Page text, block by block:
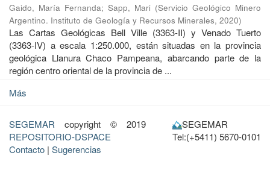
Gaido, María Fernanda; Sapp, Mari (Servicio Geológico Minero
Argentino. Instituto de Geología y Recursos Minerales, 2020)
Las Cartas Geológicas Bell Ville (3363-II) y Venado Tuerto
(3363-IV) a escala 1:250.000, están situadas en la provincia
geológica Llanura Chaco Pampeana, abarcando parte de la
región centro oriental de la provincia de ...
Más
SEGEMAR copyright © 2019
REPOSITORIO-DSPACE
Contacto | Sugerencias
SEGEMAR
Tel:(+5411) 5670-0101